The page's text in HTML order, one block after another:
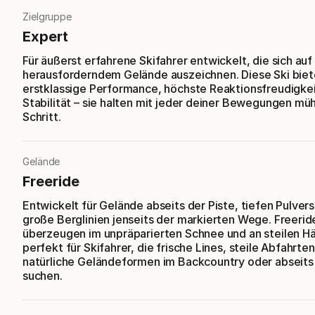
Zielgruppe
Expert
Für äußerst erfahrene Skifahrer entwickelt, die sich
herausforderndem Gelände auszeichnen. Diese Ski
erstklassige Performance, höchste
Stabilität – sie halten mit jeder deiner Bewegungen
Schritt.
Gelände
Freeride
Entwickelt für Gelände abseits der Piste, tiefen
große Berglinien jenseits der markierten Wege.
überzeugen im unpräparierten Schnee und an steilen
perfekt für Skifahrer, die frische Lines, steile
natürliche Geländeformen im Backcountry oder
suchen.